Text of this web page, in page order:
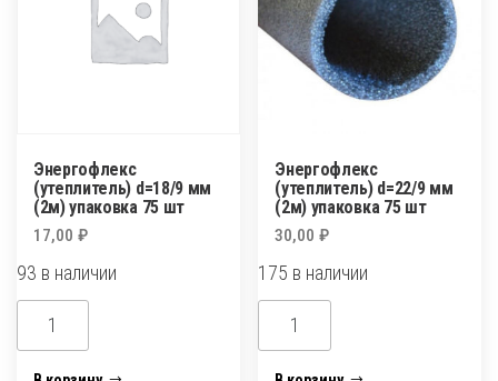
Энергофлекс
(утеплитель) d=18/9 мм
(2м) упаковка 75 шт
17,00 ₽
93 в наличии
Количество
товара
Энергофлекс
Энергофлекс
(утеплитель) d=22/9 мм
(2м) упаковка 75 шт
30,00₽
175 в наличии
Количество
товара
Энергофлекс